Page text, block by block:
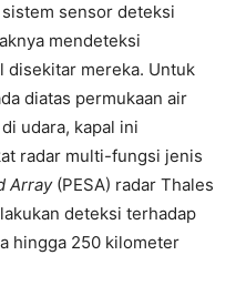
sensor deteksi
mendeteksi
disekitar mereka. Untuk
diatas permukaan air
udara, kapal ini
radar multi-fungsi jenis
Array(PESA) radar Thales
deteksi terhadap
hingga 250 kilometer